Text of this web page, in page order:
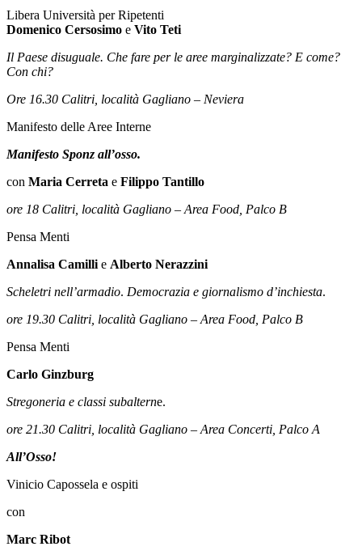
Libera Università per Ripetenti
Domenico Cersosimo e Vito Teti
Il Paese disuguale. Che fare per le aree marginalizzate? E come?
Con chi?
Ore 16.30 Calitri, località Gagliano – Neviera
Manifesto delle Aree Interne
Manifesto Sponz all’osso.
con Maria Cerreta e Filippo Tantillo
ore 18 Calitri, località Gagliano – Area Food, Palco B
Pensa Menti
Annalisa Camilli e Alberto Nerazzini
Scheletri nell’armadio. Democrazia e giornalismo d’inchiesta.
ore 19.30 Calitri, località Gagliano – Area Food, Palco B
Pensa Menti
Carlo Ginzburg
Stregoneria e classi subalterne.
ore 21.30 Calitri, località Gagliano – Area Concerti, Palco A
All’Osso!
Vinicio Capossela e ospiti
con
Marc Ribot